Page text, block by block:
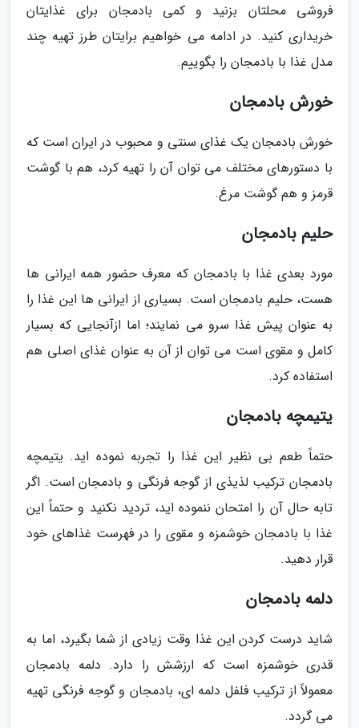
فروشی محلتان بزنید و کمی بادمجان برای غذایتان
خریداری کنید. در ادامه می خواهیم برایتان طرز تهیه چند
مدل غذا با بادمجان را بگوییم.
خورش بادمجان
خورش بادمجان یک غذای سنتی و محبوب در ایران است که
با دستورهای مختلف می توان آن را تهیه کرد، هم با گوشت
قرمز و هم گوشت مرغ.
حلیم بادمجان
مورد بعدی غذا با بادمجان که معرف حضور همه ایرانی ها
هست، حلیم بادمجان است. بسیاری از ایرانی ها این غذا را
به عنوان پیش غذا سرو می نمایند؛ اما ازآنجایی که بسیار
کامل و مقوی است می توان از آن به عنوان غذای اصلی هم
استفاده کرد.
یتیمچه بادمجان
حتماً طعم بی نظیر این غذا را تجربه نموده اید. یتیمچه
بادمجان ترکیب لذیذی از گوجه فرنگی و بادمجان است. اگر
تابه حال آن را امتحان ننموده اید، تردید نکنید و حتماً این
غذا با بادمجان خوشمزه و مقوی را در فهرست غذاهای خود
قرار دهید.
دلمه بادمجان
شاید درست کردن این غذا وقت زیادی از شما بگیرد، اما به
قدری خوشمزه است که ارزشش را دارد. دلمه بادمجان
معمولاً از ترکیب فلفل دلمه ای، بادمجان و گوجه فرنگی تهیه
می گردد.